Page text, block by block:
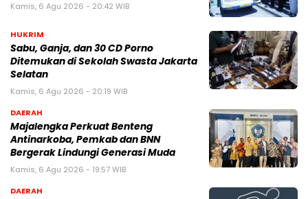
Kamis, 6 Agu 2026 - 20:42 WIB
HUKRIM
Sabu, Ganja, dan 30 CD Porno
Ditemukan di Sekolah Swasta Jakarta
Selatan
Kamis, 6 Agu 2026 - 20:19 WIB
DAERAH
Majalengka Perkuat Benteng
Antinarkoba, Pemkab dan BNN
Bergerak Lindungi Generasi Muda
Kamis, 6 Agu 2026 - 19:57 WIB
DAERAH